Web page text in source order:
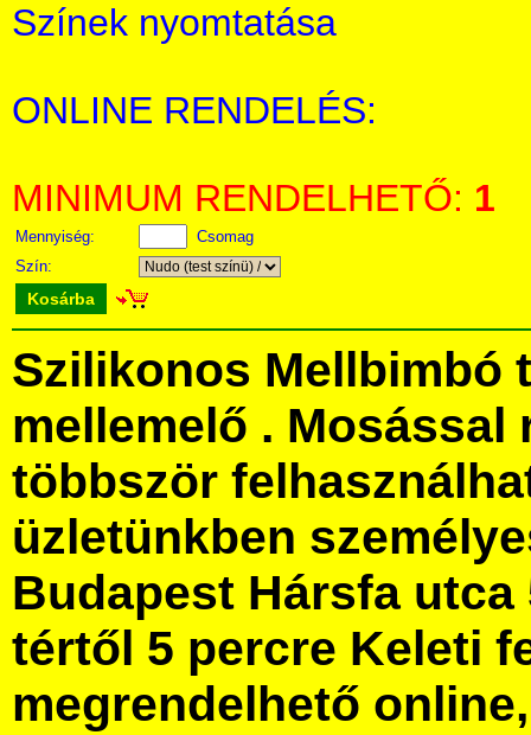
Színek nyomtatása
ONLINE RENDELÉS:
MINIMUM RENDELHETŐ: 1
Mennyiség:
Csomag
Szín:
Kosárba
Szilikonos Mellbimbó
mellemelő . Mosással
többször
üzletünkben
Budapest Hársfa utca
tértől 5 percre Keleti
megrendelhető